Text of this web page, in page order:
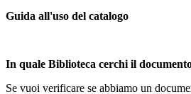
Guida all'uso del catalogo
In quale Biblioteca cerchi il
Se vuoi verificare se abbiamo un